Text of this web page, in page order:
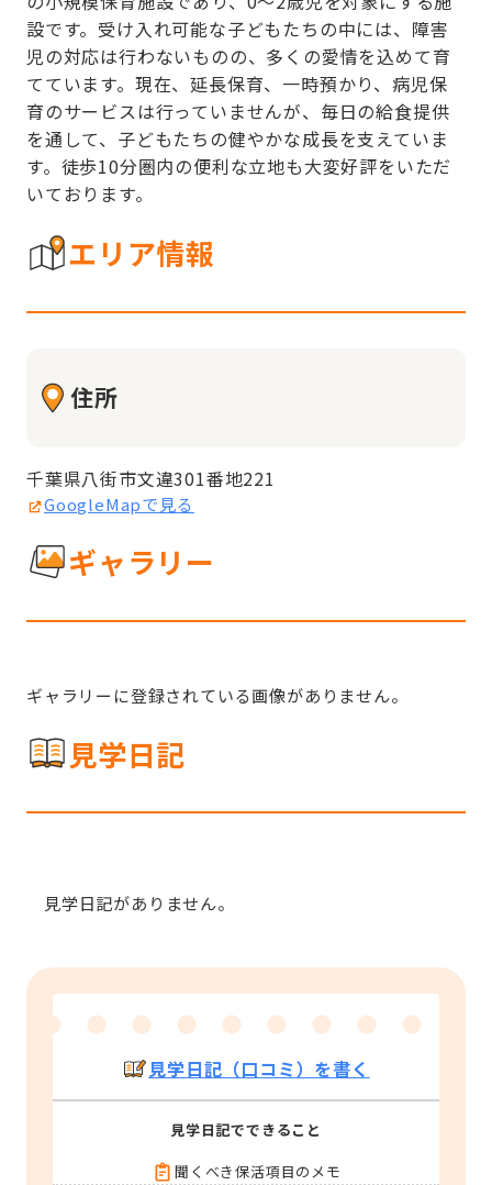
設です。受け入れ可能な子どもたちの中には、障害
児の対応は行わないものの、多くの愛情を込めて育
てています。現在、延長保育、一時預かり、病児保
育のサービスは行っていませんが、毎日の給食提供
を通して、子どもたちの健やかな成長を支えていま
す。徒歩10分圏内の便利な立地も大変好評をいただ
いております。
エリア情報
住所
千葉県八街市文違301番地221
GoogleMapで見る
ギャラリー
ギャラリーに登録されている画像がありません。
見学日記
見学日記がありません。
見学日記（口コミ）を書く
見学日記でできること
聞くべき保活項目のメモ